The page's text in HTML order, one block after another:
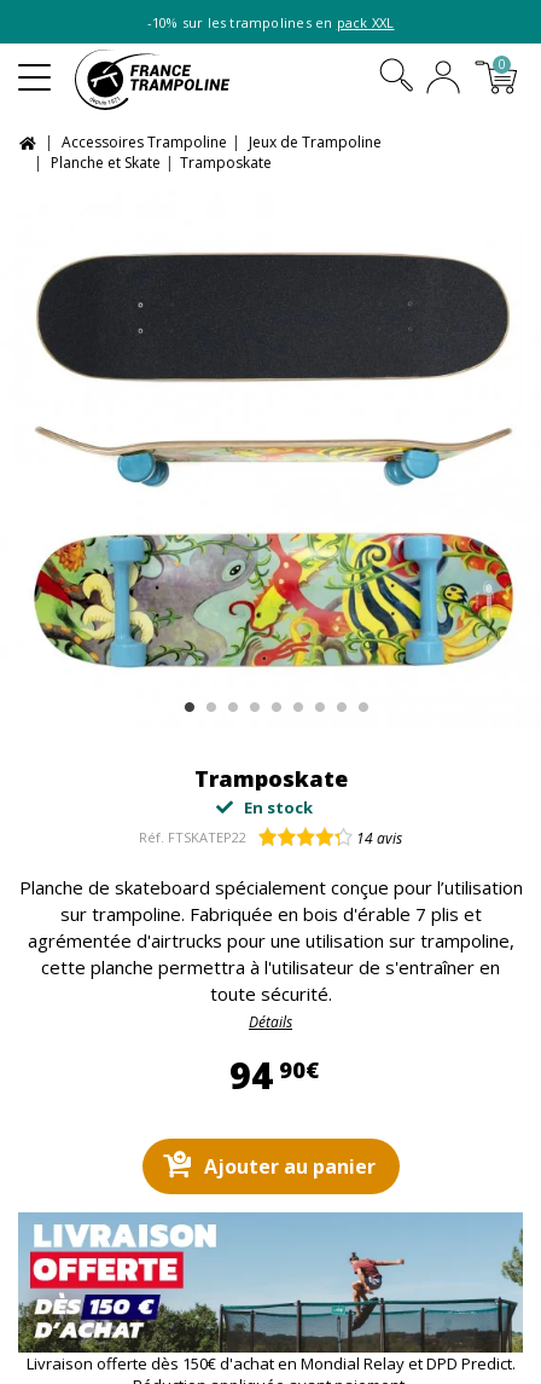
-10% sur les trampolines en pack XXL
0
Accessoires Trampoline
Jeux de Trampoline
Planche et Skate
Tramposkate
Tramposkate
En stock
Réf. FTSKATEP22 14avis
Planche de skateboard spécialement conçue pour l’utilisation
sur trampoline. Fabriquée en bois d'érable 7 plis et
agrémentée d'airtrucks pour une utilisation sur trampoline,
cette planche permettra à l'utilisateur de s'entraîner en
toute sécurité.
Détails
94 90€94,90 €
Ajouter au panier
Livraison offerte dès 150€ d'achat en Mondial Relay et DPD Predict.